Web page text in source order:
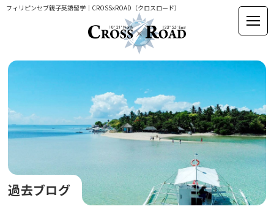
フィリピンセブ親子英語留学｜CROSSxROAD（クロスロード）
過去ブログ